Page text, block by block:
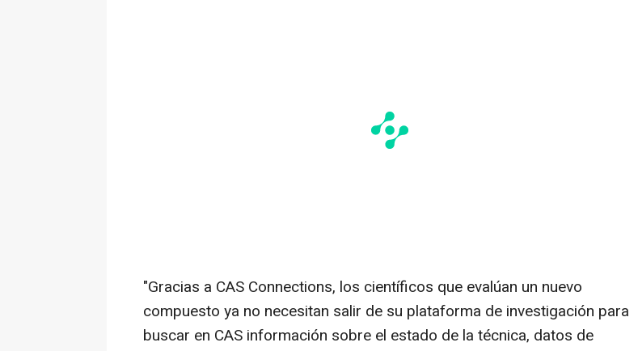
"Gracias a CAS Connections, los científicos que evalúan un nuevo
compuesto ya no necesitan salir de su plataforma de investigación para
buscar en CAS información sobre el estado de la técnica, datos de